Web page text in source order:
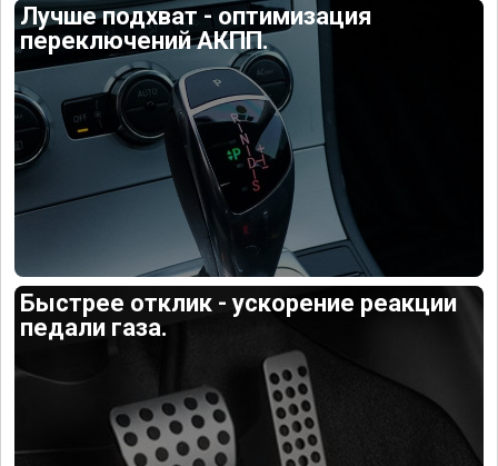
Лучше подхват - оптимизация
переключений АКПП.
Быстрее отклик - ускорение реакции
педали газа.